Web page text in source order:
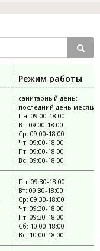
Режим работы
санитарный день:
последний день месяца
Пн: 09:00-18:00
Вт: 09:00-18:00
Ср: 09:00-18:00
Чт: 09:00-18:00
Пт: 09:00-18:00
Вс: 09:00-18:00
Пн: 09:30-18:00
Вт: 09:30-18:00
Ср: 09:30-18:00
Чт: 09:30-18:00
Пт: 09:30-18:00
Сб: 10:00-18:00
Вс: 10:00-18:00